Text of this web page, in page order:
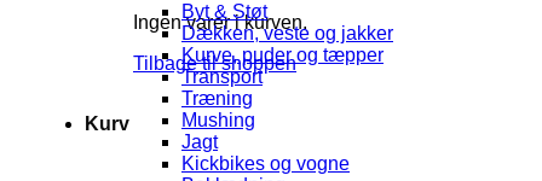
Ingen varer i kurven.
Tilbage til shoppen
Kurv
Byt & Støt
Dækken, veste og jakker
Kurve, puder og tæpper
Transport
Træning
Mushing
Jagt
Kickbikes og vogne